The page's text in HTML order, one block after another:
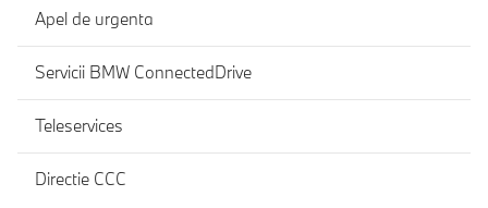
Apel de urgenta
Servicii BMW ConnectedDrive
Teleservices
Directie CCC